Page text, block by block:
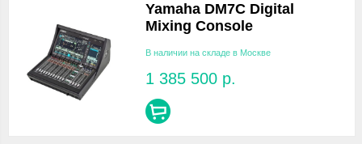
Yamaha DM7C Digital
Mixing Console
В наличии на складе в Москве
1 385 500 р.